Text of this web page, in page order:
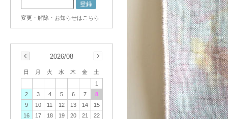
変更・解除・お知らせはこちら
2026/08
日 月 火 水 木 金
土
1
2
3 4 5 6 7
8
9
10 11 12 13 14
15
16
17 18 19 20 21
22